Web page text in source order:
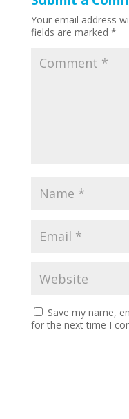
Your email address
fields are marked *
Save my name,
for the next time I